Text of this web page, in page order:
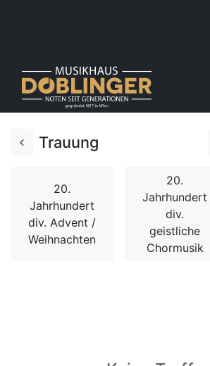
Trauung
20.
Jahrhundert
div. Advent /
Weihnachten
20.
Jahrhundert
div.
geistliche
Chormusik